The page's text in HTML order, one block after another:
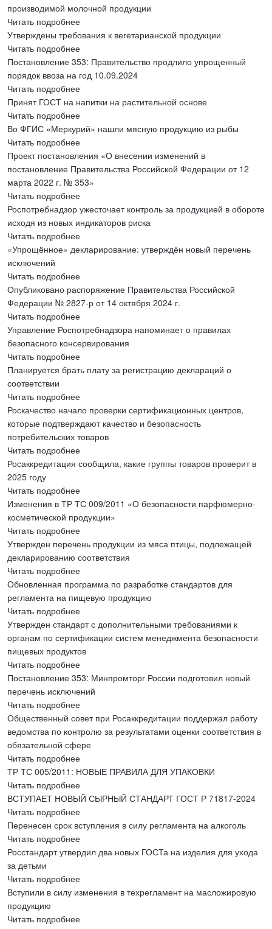
производимой молочной продукции
Читать подробнее
Утверждены требования к вегетарианской продукции
Читать подробнее
Постановление 353: Правительство продлило упрощенный
порядок ввоза на год 10.09.2024
Читать подробнее
Принят ГОСТ на напитки на растительной основе
Читать подробнее
Во ФГИС «Меркурий» нашли мясную продукцию из рыбы
Читать подробнее
Проект постановления «О внесении изменений в
постановление Правительства Российской Федерации от 12
марта 2022 г. № 353»
Читать подробнее
Роспотребнадзор ужесточает контроль за продукцией в обороте
исходя из новых индикаторов риска
Читать подробнее
«Упрощённое» декларирование: утверждён новый перечень
исключений
Читать подробнее
Опубликовано распоряжение Правительства Российской
Федерации № 2827-р от 14 октября 2024 г.
Читать подробнее
Управление Роспотребнадзора напоминает о правилах
безопасного консервирования
Читать подробнее
Планируется брать плату за регистрацию деклараций о
соответствии
Читать подробнее
Роскачество начало проверки сертификационных центров,
которые подтверждают качество и безопасность
потребительских товаров
Читать подробнее
Росаккредитация сообщила, какие группы товаров проверит в
2025 году
Читать подробнее
Изменения в ТР ТС 009/2011 «О безопасности парфюмерно-
косметической продукции»
Читать подробнее
Утвержден перечень продукции из мяса птицы, подлежащей
декларированию соответствия
Читать подробнее
Обновленная программа по разработке стандартов для
регламента на пищевую продукцию
Читать подробнее
Утвержден стандарт с дополнительными требованиями к
органам по сертификации систем менеджмента безопасности
пищевых продуктов
Читать подробнее
Постановление 353: Минпромторг России подготовил новый
перечень исключений
Читать подробнее
Общественный совет при Росаккредитации поддержал работу
ведомства по контролю за результатами оценки соответствия в
обязательной сфере
Читать подробнее
ТР ТС 005/2011: НОВЫЕ ПРАВИЛА ДЛЯ УПАКОВКИ
Читать подробнее
ВСТУПАЕТ НОВЫЙ СЫРНЫЙ СТАНДАРТ ГОСТ Р 71817-2024
Читать подробнее
Перенесен срок вступления в силу регламента на алкоголь
Читать подробнее
Росстандарт утвердил два новых ГОСТа на изделия для ухода
за детьми
Читать подробнее
Вступили в силу изменения в техрегламент на масложировую
продукцию
Читать подробнее